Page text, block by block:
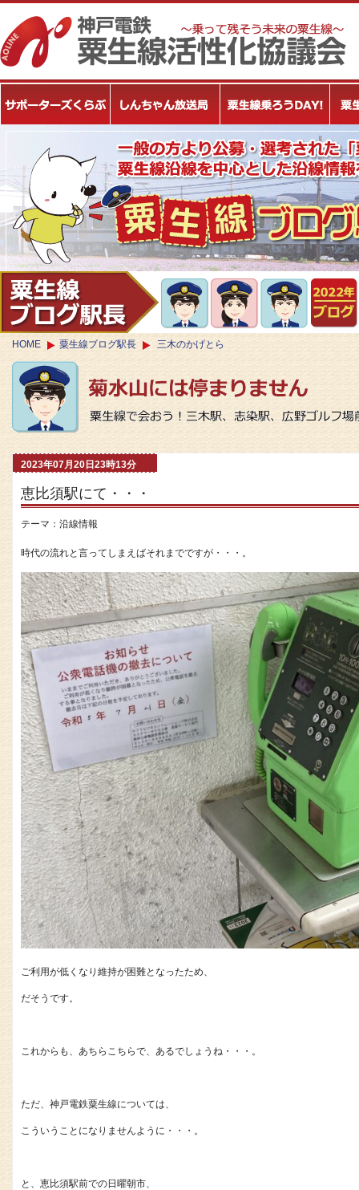
HOME 粟生線ブログ駅長 三木のかげとら
2023年07月20日23時13分
恵比須駅にて・・・
テーマ： 沿線情報
時代の流れと言ってしまえばそれまでですが・・・。
ご利用が低くなり維持が困難となったため、
だそうです。
これからも、あちらこちらで、あるでしょうね・・・。
ただ、神戸電鉄粟生線については、
こういうことになりませんように・・・。
と、恵比須駅前での日曜朝市、